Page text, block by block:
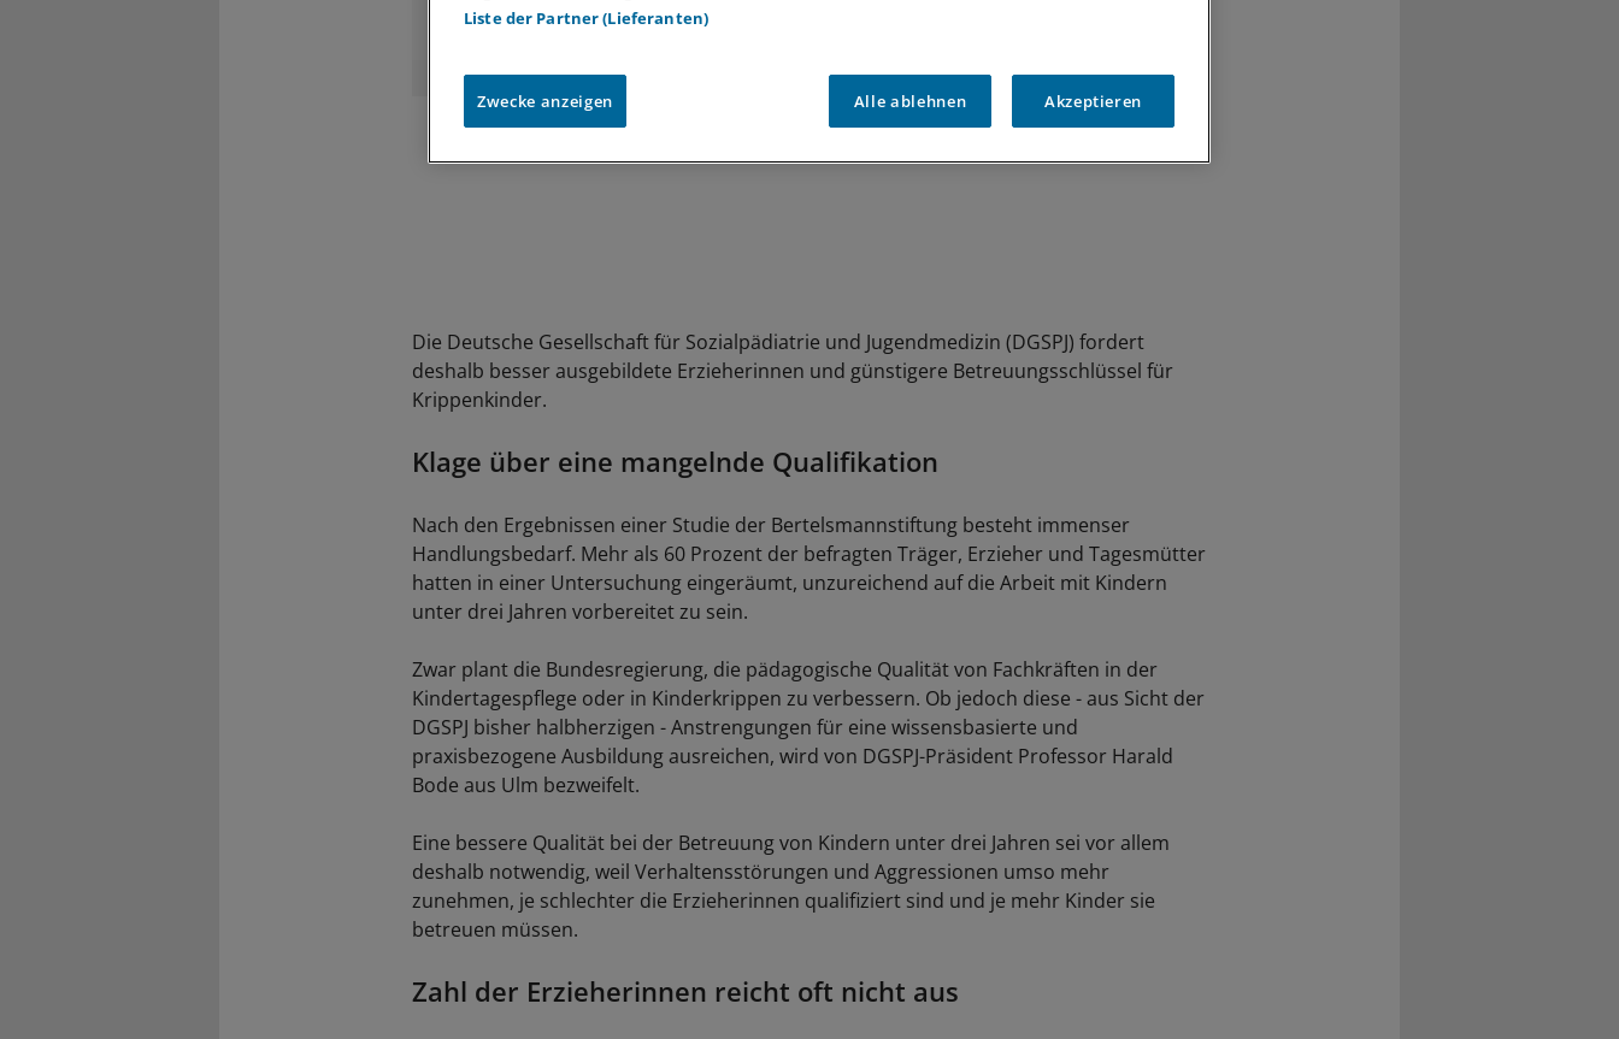
Deutschland.
Die Deutsche Gesellschaft für Sozialpädiatrie und Jugendmedizin (DGSPJ) fordert
deshalb besser ausgebildete Erzieherinnen und günstigere Betreuungsschlüssel für
Krippenkinder.
Klage über eine mangelnde Qualifikation
Nach den Ergebnissen einer Studie der Bertelsmannstiftung besteht immenser
Handlungsbedarf. Mehr als 60 Prozent der befragten Träger, Erzieher und Tagesmütter
hatten in einer Untersuchung eingeräumt, unzureichend auf die Arbeit mit Kindern
unter drei Jahren vorbereitet zu sein.
Zwar plant die Bundesregierung, die pädagogische Qualität von Fachkräften in der
Kindertagespflege oder in Kinderkrippen zu verbessern. Ob jedoch diese - aus Sicht der
DGSPJ bisher halbherzigen - Anstrengungen für eine wissensbasierte und
praxisbezogene Ausbildung ausreichen, wird von DGSPJ-Präsident Professor Harald
Bode aus Ulm bezweifelt.
Eine bessere Qualität bei der Betreuung von Kindern unter drei Jahren sei vor allem
deshalb notwendig, weil Verhaltensstörungen und Aggressionen umso mehr
zunehmen, je schlechter die Erzieherinnen qualifiziert sind und je mehr Kinder sie
betreuen müssen.
Zahl der Erzieherinnen reicht oft nicht aus
Liste der Partner (Lieferanten)
Zwecke anzeigen Alle ablehnen Akzeptieren